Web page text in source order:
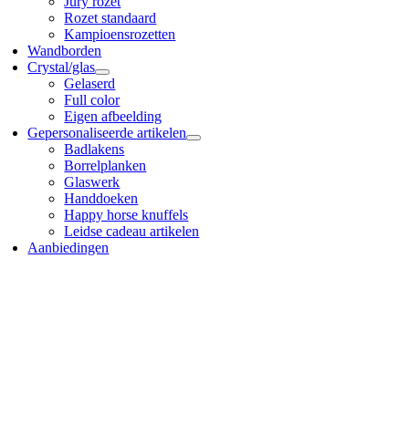
Rozet standaard
Kampioensrozetten
Wandborden
Crystal/glas
Gelaserd
Full color
Eigen afbeelding
Gepersonaliseerde artikelen
Badlakens
Borrelplanken
Glaswerk
Handdoeken
Happy horse knuffels
Leidse cadeau artikelen
Aanbiedingen